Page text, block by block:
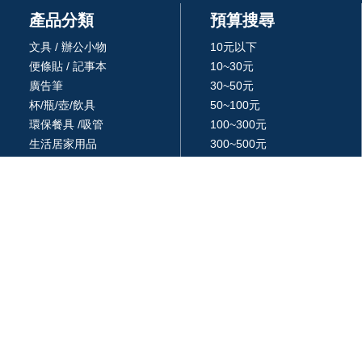
產品分類
文具 / 辦公小物
便條貼 / 記事本
廣告筆
杯/瓶/壺/飲具
環保餐具 /吸管
生活居家用品
預算搜尋
10元以下
10~30元
30~50元
50~100元
100~300元
300~500元